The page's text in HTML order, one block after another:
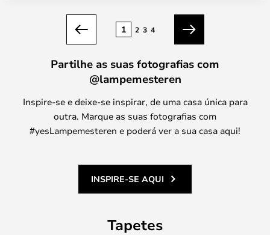
Anterior
1 2 3 4
Seguinte
Partilhe as suas fotografias com
@lampemesteren
Inspire-se e deixe-se inspirar, de uma casa única para
outra. Marque as suas fotografias com
#yesLampemesteren e poderá ver a sua casa aqui!
INSPIRE-SE AQUI
Tapetes